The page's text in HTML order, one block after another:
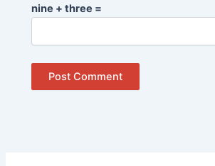
nine + three =